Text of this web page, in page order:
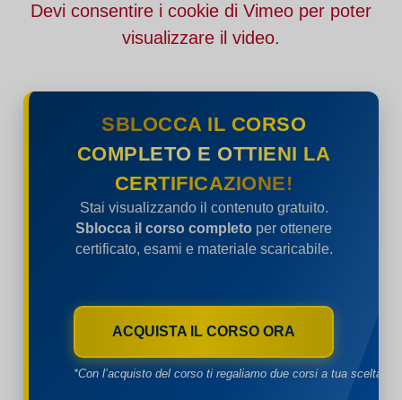
Devi consentire i cookie di Vimeo per poter
visualizzare il video.
SBLOCCA IL CORSO
COMPLETO E OTTIENI LA
CERTIFICAZIONE!
Stai visualizzando il contenuto gratuito.
Sblocca il corso completo per ottenere
certificato, esami e materiale scaricabile.
ACQUISTA IL CORSO ORA
*Con l’acquisto del corso ti regaliamo due corsi a tua scelta*